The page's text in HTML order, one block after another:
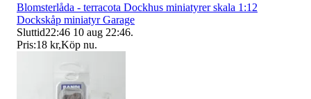
Blomsterlåda - terracota Dockhus miniatyrer skala 1:12
Dockskåp miniatyr Garage
Sluttid22:46 10 aug 22:46.
Pris:18 kr,Köp nu.